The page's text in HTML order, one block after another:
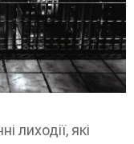
лиходії, які